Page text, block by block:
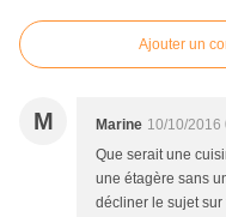
Ajouter un
M Marine 10/10/2016
Que serait une
une étagère sans
décliner le sujet